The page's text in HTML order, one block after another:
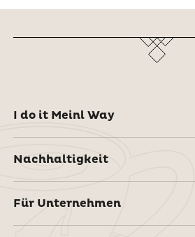
I do it Meinl Way
Nachhaltigkeit
Für Unternehmen